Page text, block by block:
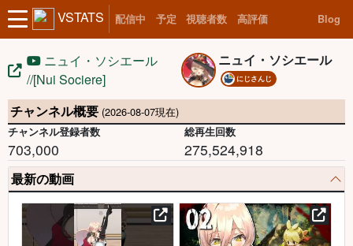
VSTATS 配信中 予定 視聴者数 高評価 Blog
ニュイ・ソシエール
//[Nui Sociere]
ニュイ・ソシエール
にじさんじ
チャンネル概要 (2026-08-07現在)
チャンネル登録者数
703,000
総再生回数
275,524,918
最新の動画